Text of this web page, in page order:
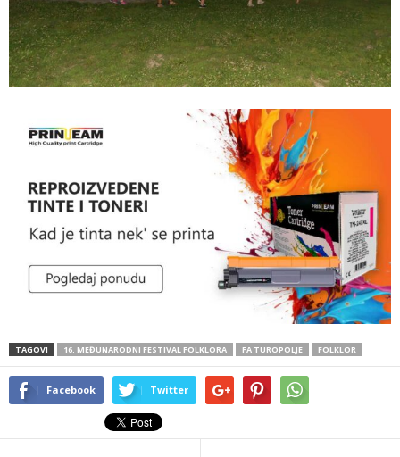
TAGOVI 16. MEĐUNARODNI FESTIVAL FOLKLORA FA TUROPOLJE FOLKLOR
Facebook Twitter